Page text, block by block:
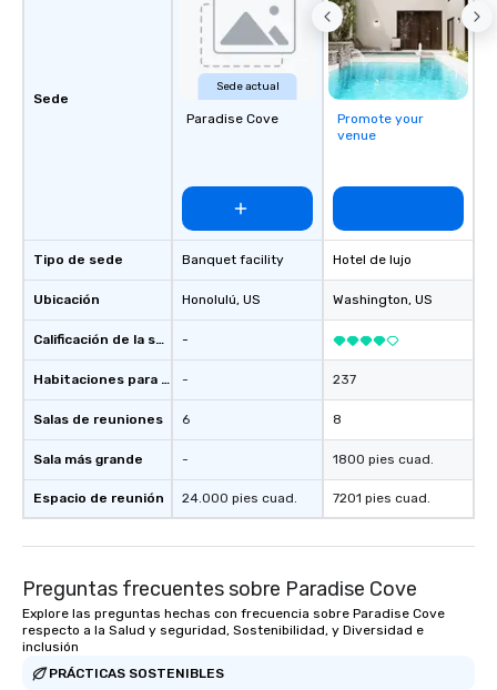
Sede
Tipo de sede
Ubicación
Calificación de la sede
Habitaciones para huéspedes
Salas de reuniones
Sala más grande
Espacio de reunión
Sede actual
Paradise Cove
Banquet facility
Honolulú, US
-
-
6
-
24.000 pies cuad.
Promote your
venue
Hotel de lujo
Washington, US
237
8
1800 pies cuad.
7201 pies cuad.
Preguntas frecuentes sobre Paradise Cove
Explore las preguntas hechas con frecuencia sobre Paradise Cove
respecto a la Salud y seguridad, Sostenibilidad, y Diversidad e
inclusión
PRÁCTICAS SOSTENIBLES